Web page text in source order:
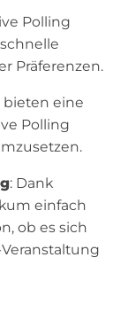
Polling
Präferenzen.
bieten eine
Polling
: Dank
einfach
ob es sich